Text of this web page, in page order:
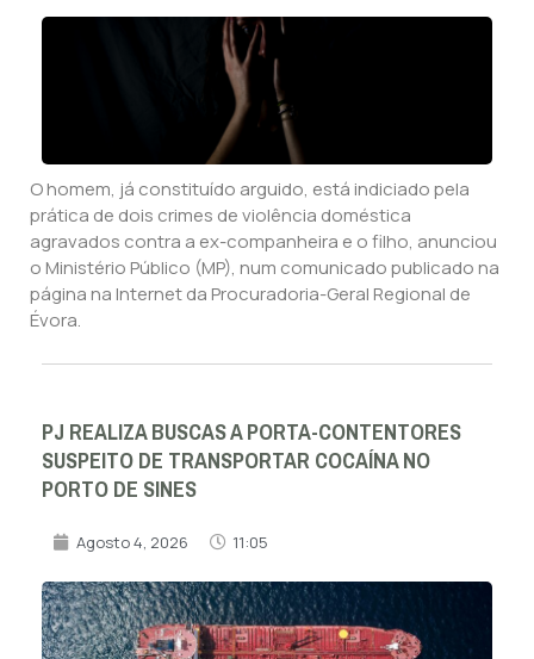
O homem, já constituído arguido, está indiciado pela
prática de dois crimes de violência doméstica
agravados contra a ex-companheira e o filho, anunciou
o Ministério Público (MP), num comunicado publicado na
página na Internet da Procuradoria-Geral Regional de
Évora.
PJ REALIZA BUSCAS A PORTA-CONTENTORES
SUSPEITO DE TRANSPORTAR COCAÍNA NO
PORTO DE SINES
Agosto 4, 2026 11:05